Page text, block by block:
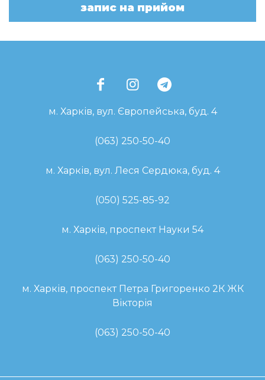
запис на прийом
м. Харків, вул. Європейська, буд. 4
(063) 250-50-40
м. Харків, вул. Леся Сердюка, буд. 4
(050) 525-85-92
м. Харків, проспект Науки 54
(063) 250-50-40
м. Харків, проспект Петра Григоренко 2К ЖК
Вікторія
(063) 250-50-40